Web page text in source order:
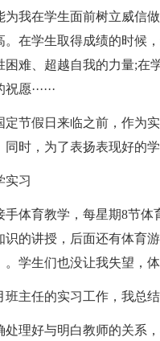
为我在学生面前树立威信
。在学生取得成绩的时候
困难、超越自我的力量;在
愿······
定节假日来临之前，作为
时，为了表扬表现好的
实习
手体育教学，每星期8节
识的讲授，后面还有体育
。学生们也没让我失望，
班主任的实习工作，我总结
处理好与明白教师的关系